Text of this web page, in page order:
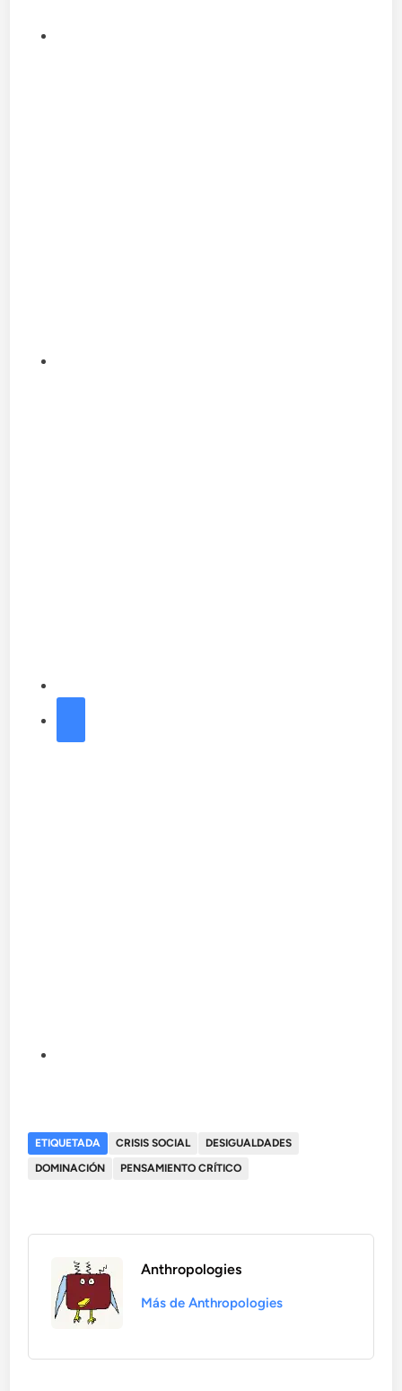
ETIQUETADA CRISIS SOCIAL
DESIGUALDADES
DOMINACIÓN
PENSAMIENTO CRÍTICO
Anthropologies
Más de Anthropologies